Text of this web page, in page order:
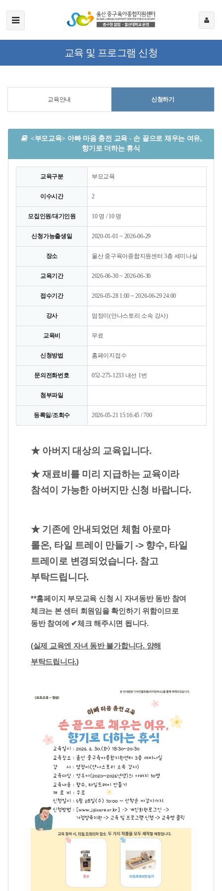
교육 및 프로그램 신청
교육안내 신청하기
<부모교육> 아빠 마음 충전 교육 - 손 끝으로 채우는 여유,
향기로 더하는 휴식
교육구분 부모교육
이수시간 2
모집인원/대기인원 10 명 / 10 명
신청가능출생일 2020-01-01 ~ 2026-06-29
장소 울산 중구육아종합지원센터 3층 세미나실
교육기간 2026-06-30 ~ 2026-06-30
접수기간 2026-05-28 1:00 ~ 2026-06-29 24:00
강사 엄정미(안나스토리 소속 강사)
교육비 무료
신청방법 홈페이지접수
문의전화번호 052-275-1233 내선 1번
첨부파일
등록일/조회수 2026-05-21 15:16:45 / 700
★ 아버지 대상의 교육입니다.
★ 재료비를 미리 지급하는 교육이라
참석이 가능한 아버지만 신청 바랍니다.
★ 기존에 안내되었던 체험 아로마
롤온, 타일 트레이 만들기 -> 향수, 타일
트레이로 변경되었습니다. 참고
부탁드립니다.
**홈페이지 부모교육 신청 시 자녀동반 동반 참여
체크는 본 센터 회원임을 확인하기 위함이므로
동반 참여에 ✔체크 해주시면 됩니다.
(실제 교육엔 자녀 동반 불가합니다. 양해
부탁드립니다.)